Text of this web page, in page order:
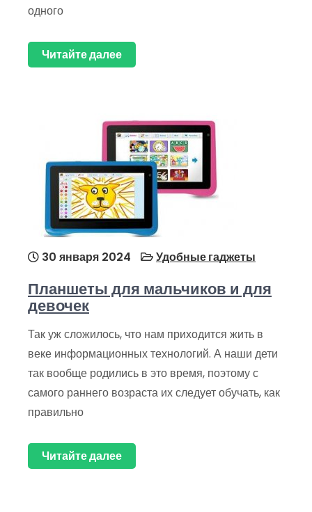
одного
Читайте далее
30 января 2024 Удобные гаджеты
Планшеты для мальчиков и для
девочек
Так уж сложилось, что нам приходится жить в
веке информационных технологий. А наши дети
так вообще родились в это время, поэтому с
самого раннего возраста их следует обучать, как
правильно
Читайте далее